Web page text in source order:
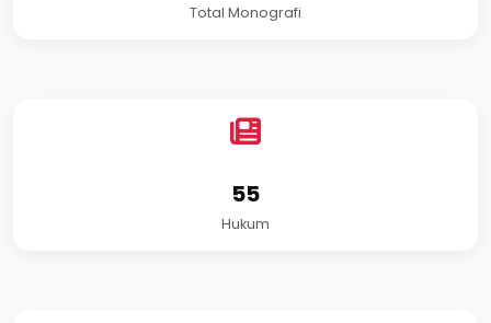
Total Monografi
55
Hukum